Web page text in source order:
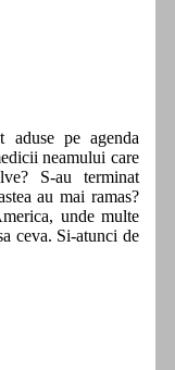
pe agenda
neamului care
S-au terminat
au mai ramas?
unde multe
ceva. Si-atunci de